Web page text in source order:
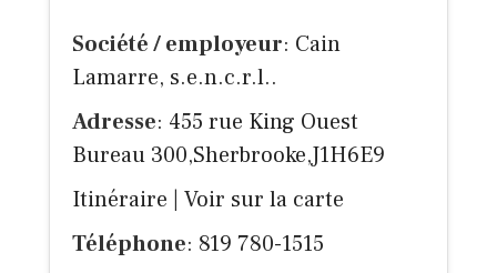
Société / employeur: Cain
Lamarre, s.e.n.c.r.l..
Adresse: 455 rue King Ouest
Bureau 300,Sherbrooke,J1H6E9
Itinéraire
Voir sur la carte
Téléphone: 819 780-1515